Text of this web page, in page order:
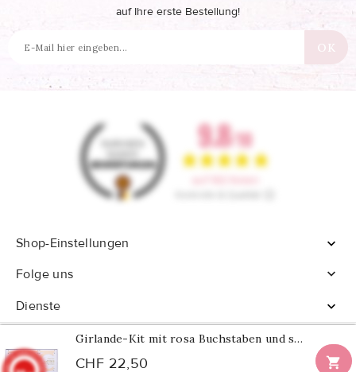
Girlande-Kit mit rosa Buchstaben und schillerndem Glitzer
CHF 22,50 
auf Ihre erste Bestellung!
Shop-Einstellungen

Folge uns

Dienste
